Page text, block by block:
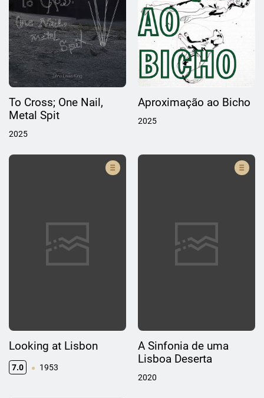
To Cross; One Nail,
Metal Spit
2025
Aproximação ao Bicho
2025
Looking at Lisbon
7.0 1953
A Sinfonia de uma
Lisboa Deserta
2020